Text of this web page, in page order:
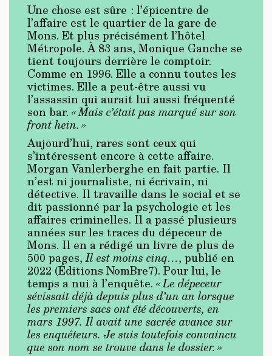
Une chose est sûre : l’épicentre de
l’affaire est le quartier de la gare de
Mons. Et plus précisément l’hôtel
Métropole. À 83 ans, Monique Ganche se
tient toujours derrière le comptoir.
Comme en 1996. Elle a connu toutes les
victimes. Elle a peut-être aussi vu
l’assassin qui aurait lui aussi fréquenté
son bar. « Mais c’était pas marqué sur son
front hein. »
Aujourd’hui, rares sont ceux qui
s’intéressent encore à cette affaire.
Morgan Vanlerberghe en fait partie. Il
n’est ni journaliste, ni écrivain, ni
détective. Il travaille dans le social et se
dit passionné par la psychologie et les
affaires criminelles. Il a passé plusieurs
années sur les traces du dépeceur de
Mons. Il en a rédigé un livre de plus de
500 pages,Il est moins cinq…, publié en
2022 (Éditions NomBre7). Pour lui, le
temps a nui à l’enquête. « Le dépeceur
sévissait déjà depuis plus d’un an lorsque
les premiers sacs ont été découverts, en
mars 1997. Il avait une sacrée avance sur
les enquêteurs. Je suis toutefois convaincu
que son nom se trouve dans le dossier. »